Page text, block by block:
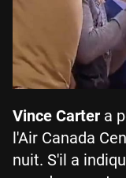
Vince Carter a
l'Air Canada
nuit. S'il a